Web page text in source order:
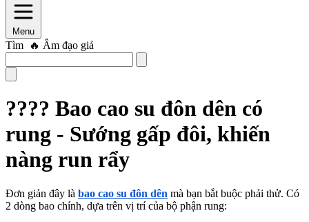
Menu
Tìm 🔥 Âm đạo giả
???? Bao cao su đôn dên có
rung - Sướng gấp đôi, khiến
nàng run rẩy
Đơn giản đây là bao cao su đôn dên mà bạn bắt buộc phải thử. Có
2 dòng bao chính, dựa trên vị trí của bộ phận rung: